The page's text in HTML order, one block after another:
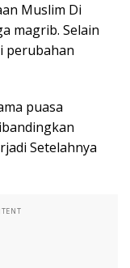
Muslim Di
magrib. Selain
perubahan
puasa
Setelahnya